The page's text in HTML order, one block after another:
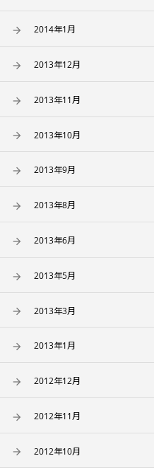
2014年1月
2013年12月
2013年11月
2013年10月
2013年9月
2013年8月
2013年6月
2013年5月
2013年3月
2013年1月
2012年12月
2012年11月
2012年10月